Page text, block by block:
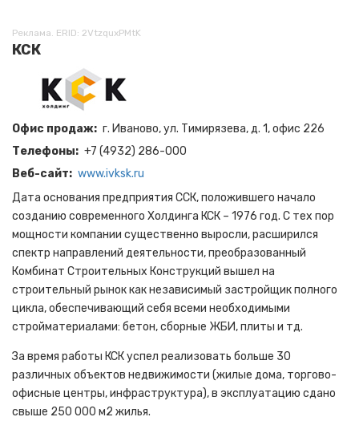
Реклама. ERID: 2VtzquxPMtK
КСК
Офис продаж
г. Иваново, ул. Тимирязева, д. 1, офис 226
Телефоны
+7 (4932) 286-000
Веб-сайт
www.ivksk.ru
Дата основания предприятия ССК, положившего начало
созданию современного Холдинга КСК – 1976 год. С тех пор
мощности компании существенно выросли, расширился
спектр направлений деятельности, преобразованный
Комбинат Строительных Конструкций вышел на
строительный рынок как независимый застройщик полного
цикла, обеспечивающий себя всеми необходимыми
стройматериалами: бетон, сборные ЖБИ, плиты и тд.
За время работы КСК успел реализовать больше 30
различных объектов недвижимости (жилые дома, торгово-
офисные центры, инфраструктура), в эксплуатацию сдано
свыше 250 000 м2 жилья.